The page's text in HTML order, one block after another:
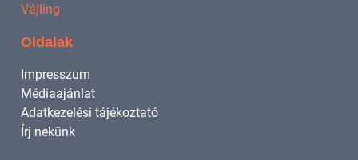
Vájling
Oldalak
Impresszum
Médiaajánlat
Adatkezelési tájékoztató
Írj nekünk